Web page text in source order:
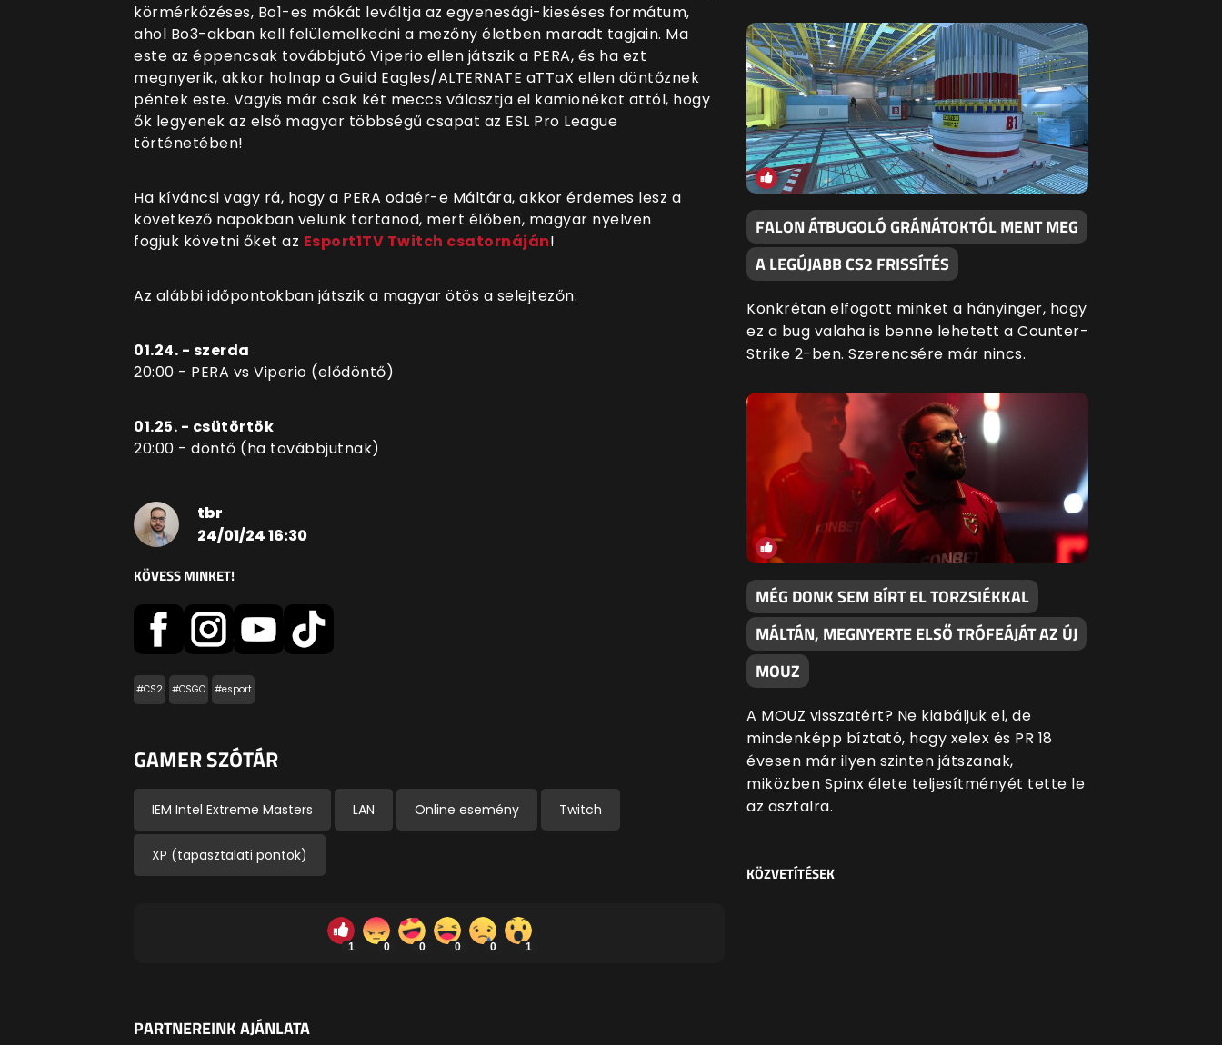
körmérkőzéses, Bo1-es mókát leváltja az egyenesági-kieséses formátum,
ahol Bo3-akban kell felülemelkedni a mezőny életben maradt tagjain. Ma
este az éppencsak továbbjutó Viperio ellen játszik a PERA, és ha ezt
megnyerik, akkor holnap a Guild Eagles/ALTERNATE aTTaX ellen döntőznek
péntek este. Vagyis már csak két meccs választja el kamionékat attól, hogy
ők legyenek az első magyar többségű csapat az ESL Pro League
történetében!
Ha kíváncsi vagy rá, hogy a PERA odaér-e Máltára, akkor érdemes lesz a
következő napokban velünk tartanod, mert élőben, magyar nyelven
fogjuk követni őket az Esport1TV Twitch csatornáján!
Az alábbi időpontokban játszik a magyar ötös a selejtezőn:
01.24. - szerda
20:00 - PERA vs Viperio (elődöntő)
01.25. - csütörtök
20:00 - döntő (ha továbbjutnak)
tbr
24/01/24 16:30
KÖVESS MINKET!
#CS2 #CSGO #esport
GAMER SZÓTÁR
IEM Intel Extreme Masters LAN Online esemény Twitch
XP (tapasztalati pontok)
1 0 0 0 0 1
PARTNEREINK AJÁNLATA
FALON ÁTBUGOLÓ GRÁNÁTOKTÓL MENT MEG
A LEGÚJABB CS2 FRISSÍTÉS
Konkrétan elfogott minket a hányinger, hogy
ez a bug valaha is benne lehetett a Counter-
Strike 2-ben. Szerencsére már nincs.
MÉG DONK SEM BÍRT EL TORZSIÉKKAL
MÁLTÁN, MEGNYERTE ELSŐ TRÓFEÁJÁT AZ ÚJ
MOUZ
A MOUZ visszatért? Ne kiabáljuk el, de
mindenképp bíztató, hogy xelex és PR 18
évesen már ilyen szinten játszanak,
miközben Spinx élete teljesítményét tette le
az asztalra.
KÖZVETÍTÉSEK